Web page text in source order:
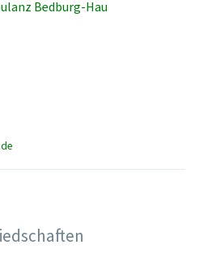
Bedburg-Hau